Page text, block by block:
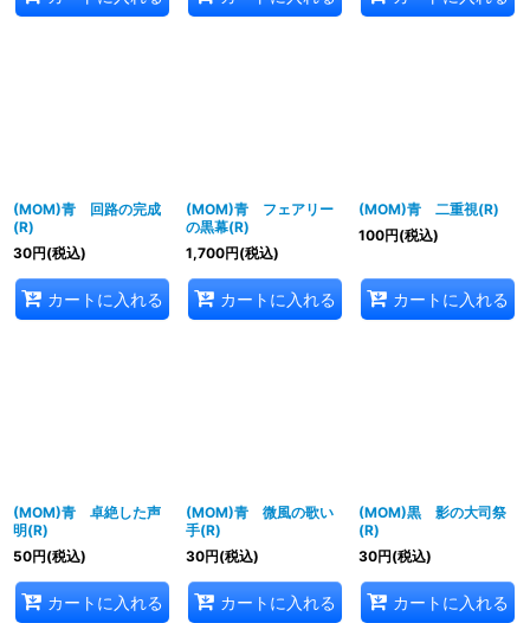
(MOM)青 回路の完成
(R)
30円(税込)
カートに入れる
(MOM)青 フェアリー
の黒幕(R)
1,700円(税込)
カートに入れる
(MOM)青 二重視(R)
100円(税込)
カートに入れる
(MOM)青 卓絶した声
明(R)
50円(税込)
カートに入れる
(MOM)青 微風の歌い
手(R)
30円(税込)
カートに入れる
(MOM)黒 影の大司祭
(R)
30円(税込)
カートに入れる